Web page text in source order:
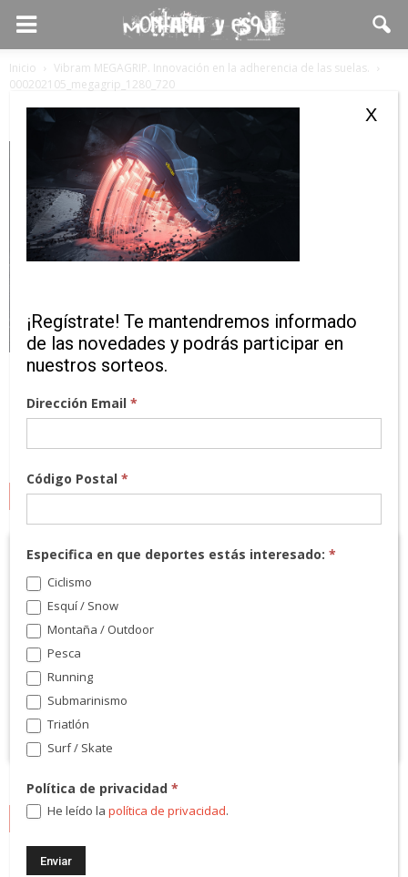
Inicio
Vibram MEGAGRIP. Innovación en la adherencia de las suelas.
000202105_megagrip_1280_720
000202105_megagrip_1280_720
MARCAS
NEWSLETTER
¡Regístrate! Te mantendremos informado de las novedades y
¡Regístrate! Te mantendremos informado
de las novedades y podrás participar en
nuestros sorteos.
Dirección Email*
Código Postal*
Especifica en que deportes estás interesado:*
Ciclismo
Esquí / Snow
Montaña / Outdoor
Pesca
Running
Submarinismo
Triatlón
Surf / Skate
Política de privacidad*
He leído lapolítica de privacidad.
X